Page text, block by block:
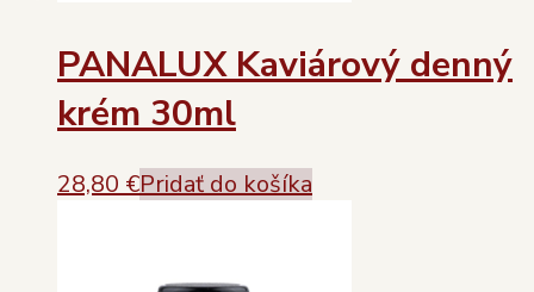
PANALUX Kaviárový denný
krém 30ml
28,80 €Pridať do košíka